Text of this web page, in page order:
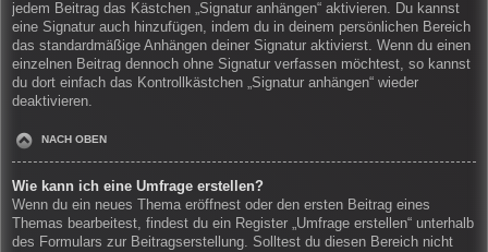
jedem Beitrag das Kästchen „Signatur anhängen“ aktivieren. Du kannst
eine Signatur auch hinzufügen, indem du in deinem persönlichen Bereich
das standardmäßige Anhängen deiner Signatur aktivierst. Wenn du einen
einzelnen Beitrag dennoch ohne Signatur verfassen möchtest, so kannst
du dort einfach das Kontrollkästchen „Signatur anhängen“ wieder
deaktivieren.
NACH OBEN
Wie kann ich eine Umfrage erstellen?
Wenn du ein neues Thema eröffnest oder den ersten Beitrag eines
Themas bearbeitest, findest du ein Register „Umfrage erstellen“ unterhalb
des Formulars zur Beitragserstellung. Solltest du diesen Bereich nicht